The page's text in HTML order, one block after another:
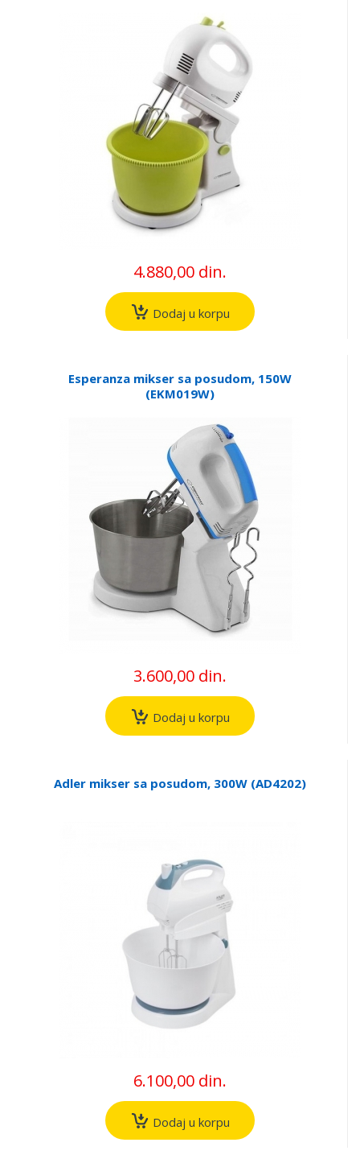
4.880,00 din.
Dodaj u korpu
Esperanza mikser sa posudom, 150W
(EKM019W)
3.600,00 din.
Dodaj u korpu
Adler mikser sa posudom, 300W (AD4202)
6.100,00 din.
Dodaj u korpu